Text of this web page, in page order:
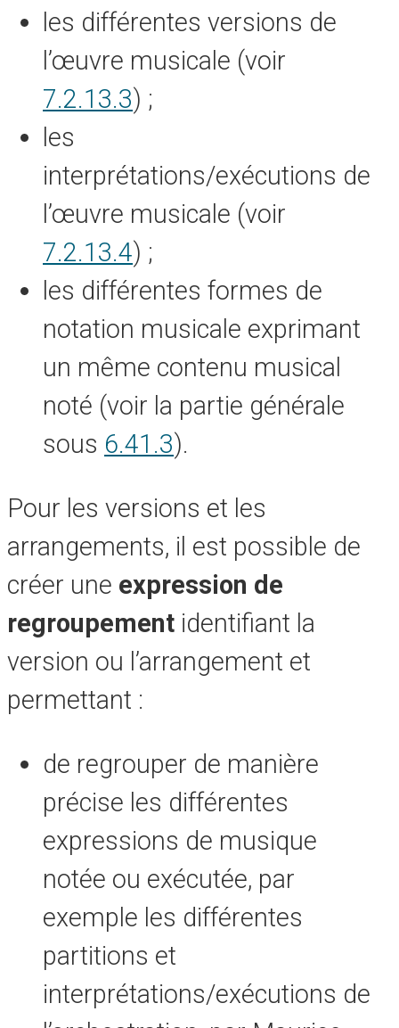
les différentes versions de
l’œuvre musicale (voir
7.2.13.3) ;
les
interprétations/exécutions de
l’œuvre musicale (voir
7.2.13.4) ;
les différentes formes de
notation musicale exprimant
un même contenu musical
noté (voir la partie générale
sous 6.41.3).
Pour les versions et les
arrangements, il est possible de
créer une expression de
regroupement identifiant la
version ou l’arrangement et
permettant :
de regrouper de manière
précise les différentes
expressions de musique
notée ou exécutée, par
exemple les différentes
partitions et
interprétations/exécutions de